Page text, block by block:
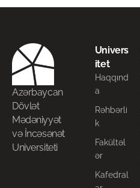
Azərbaycan
Dövlət
Mədəniyyət
və İncəsənət
Universiteti
Univers
itet
Haqqınd
a
Rəhbərli
k
Fakültəl
ər
Kafedral